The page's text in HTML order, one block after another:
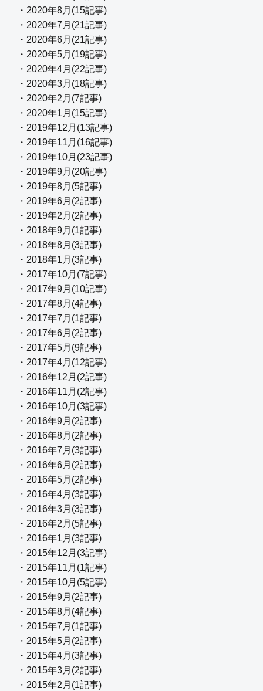
・2020年8月(15記事)
・2020年7月(21記事)
・2020年6月(21記事)
・2020年5月(19記事)
・2020年4月(22記事)
・2020年3月(18記事)
・2020年2月(7記事)
・2020年1月(15記事)
・2019年12月(13記事)
・2019年11月(16記事)
・2019年10月(23記事)
・2019年9月(20記事)
・2019年8月(5記事)
・2019年6月(2記事)
・2019年2月(2記事)
・2018年9月(1記事)
・2018年8月(3記事)
・2018年1月(3記事)
・2017年10月(7記事)
・2017年9月(10記事)
・2017年8月(4記事)
・2017年7月(1記事)
・2017年6月(2記事)
・2017年5月(9記事)
・2017年4月(12記事)
・2016年12月(2記事)
・2016年11月(2記事)
・2016年10月(3記事)
・2016年9月(2記事)
・2016年8月(2記事)
・2016年7月(3記事)
・2016年6月(2記事)
・2016年5月(2記事)
・2016年4月(3記事)
・2016年3月(3記事)
・2016年2月(5記事)
・2016年1月(3記事)
・2015年12月(3記事)
・2015年11月(1記事)
・2015年10月(5記事)
・2015年9月(2記事)
・2015年8月(4記事)
・2015年7月(1記事)
・2015年5月(2記事)
・2015年4月(3記事)
・2015年3月(2記事)
・2015年2月(1記事)